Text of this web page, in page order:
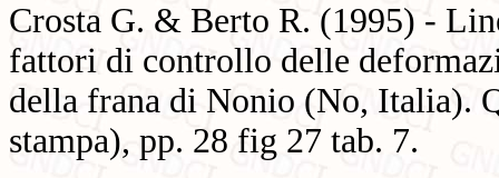
Crosta G. & Berto R. (1995) -
fattori di controllo delle
della frana di Nonio (No, Italia).
stampa), pp. 28 fig 27 tab. 7.